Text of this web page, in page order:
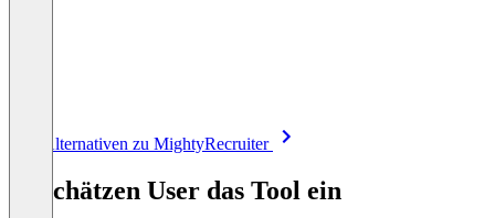
Alle Alternativen zu MightyRecruiter
So schätzen User das Tool ein